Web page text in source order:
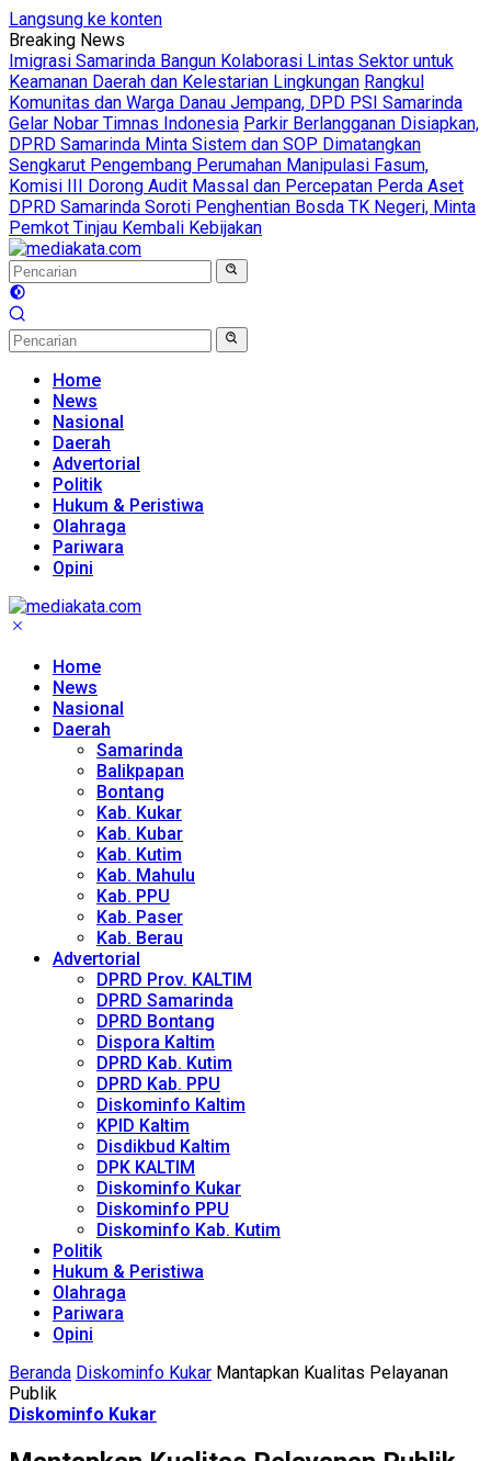
Langsung ke konten
Breaking News
Imigrasi Samarinda Bangun Kolaborasi Lintas Sektor untuk
Keamanan Daerah dan Kelestarian Lingkungan Rangkul
Komunitas dan Warga Danau Jempang, DPD PSI Samarinda
Gelar Nobar Timnas Indonesia Parkir Berlangganan Disiapkan,
DPRD Samarinda Minta Sistem dan SOP Dimatangkan
Sengkarut Pengembang Perumahan Manipulasi Fasum,
Komisi III Dorong Audit Massal dan Percepatan Perda Aset
DPRD Samarinda Soroti Penghentian Bosda TK Negeri, Minta
Pemkot Tinjau Kembali Kebijakan
Home
News
Nasional
Daerah
Advertorial
Politik
Hukum & Peristiwa
Olahraga
Pariwara
Opini
Home
News
Nasional
Daerah
Samarinda
Balikpapan
Bontang
Kab. Kukar
Kab. Kubar
Kab. Kutim
Kab. Mahulu
Kab. PPU
Kab. Paser
Kab. Berau
Advertorial
DPRD Prov. KALTIM
DPRD Samarinda
DPRD Bontang
Dispora Kaltim
DPRD Kab. Kutim
DPRD Kab. PPU
Diskominfo Kaltim
KPID Kaltim
Disdikbud Kaltim
DPK KALTIM
Diskominfo Kukar
Diskominfo PPU
Diskominfo Kab. Kutim
Politik
Hukum & Peristiwa
Olahraga
Pariwara
Opini
Beranda Diskominfo Kukar Mantapkan Kualitas Pelayanan
Publik
Diskominfo Kukar